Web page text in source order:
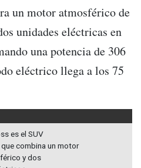
un motor atmosférico de
unidades eléctricas en
una potencia de 306
eléctrico llega a los 75
es el SUV
combina un motor
y dos